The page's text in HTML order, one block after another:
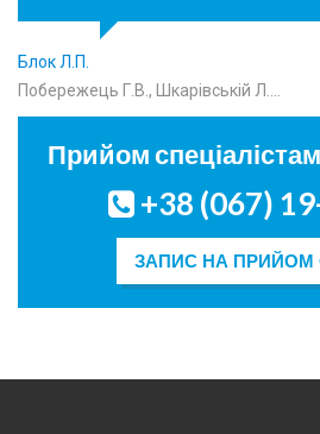
Блок Л.П.
Побережець Г.В., Шкарівській Л.…
Прийом
+38 (067)
ЗАПИС НА ПРИЙОМ